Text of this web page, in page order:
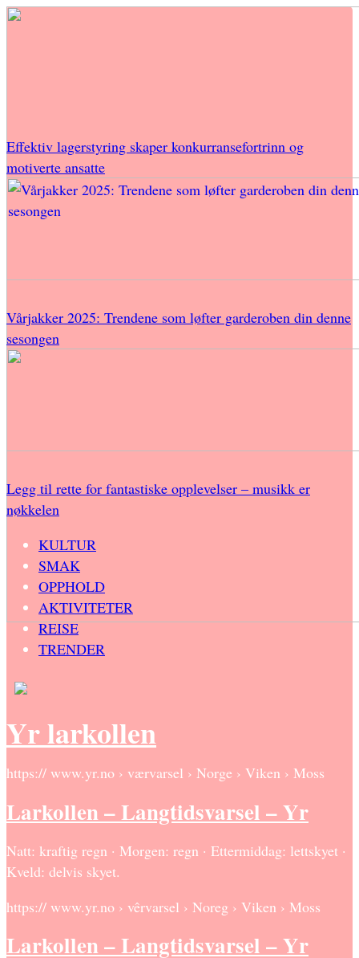
Effektiv lagerstyring skaper konkurransefortrinn og
motiverte ansatte
Vårjakker 2025: Trendene som løfter garderoben din denne
sesongen
Legg til rette for fantastiske opplevelser – musikk er
nøkkelen
KULTUR
SMAK
OPPHOLD
AKTIVITETER
REISE
TRENDER
Yr larkollen
https:// www.yr.no › værvarsel › Norge › Viken › Moss
Larkollen – Langtidsvarsel – Yr
Natt: kraftig regn · Morgen: regn · Ettermiddag: lettskyet ·
Kveld: delvis skyet.
https:// www.yr.no › vêrvarsel › Noreg › Viken › Moss
Larkollen – Langtidsvarsel – Yr